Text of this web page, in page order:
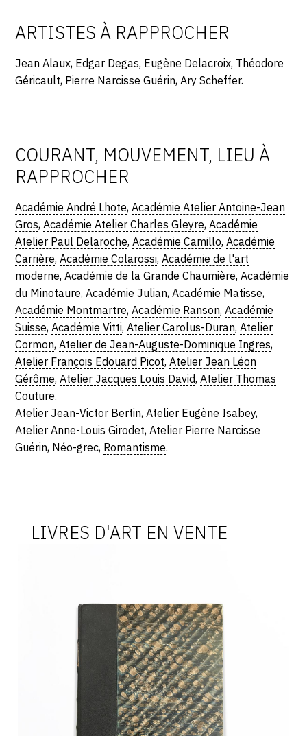
ARTISTES À RAPPROCHER
Jean Alaux, Edgar Degas, Eugène Delacroix, Théodore
Géricault, Pierre Narcisse Guérin, Ary Scheffer.
COURANT, MOUVEMENT, LIEU À
RAPPROCHER
Académie André Lhote,Académie Atelier Antoine-Jean
Gros,Académie Atelier Charles Gleyre,Académie
Atelier Paul Delaroche,Académie Camillo,Académie
Carrière,Académie Colarossi,Académie de l'art
moderne, Académie de la Grande Chaumière,Académie
du Minotaure,Académie Julian,Académie Matisse,
Académie Montmartre,Académie Ranson,Académie
Suisse,Académie Vitti,Atelier Carolus-Duran,Atelier
Cormon,Atelier de Jean-Auguste-Dominique Ingres,
Atelier François Edouard Picot,Atelier Jean Léon
Gérôme,Atelier Jacques Louis David,Atelier Thomas
Couture.
Atelier Jean-Victor Bertin, Atelier Eugène Isabey,
Atelier Anne-Louis Girodet, Atelier Pierre Narcisse
Guérin, Néo-grec, Romantisme.
LIVRES D'ART EN VENTE